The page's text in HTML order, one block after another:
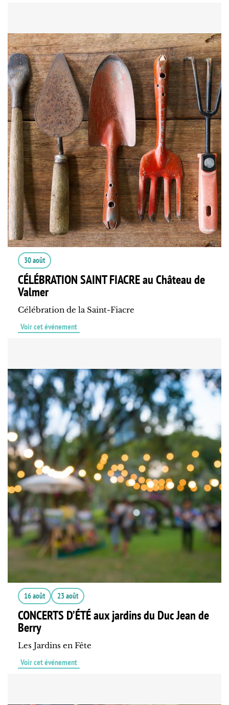
30 août
CÉLÉBRATION SAINT FIACRE au Château de
Valmer
Célébration de la Saint-Fiacre
Voir cet événement
16 août 23 août
CONCERTS D’ÉTÉ aux jardins du Duc Jean de
Berry
Les Jardins en Fête
Voir cet événement